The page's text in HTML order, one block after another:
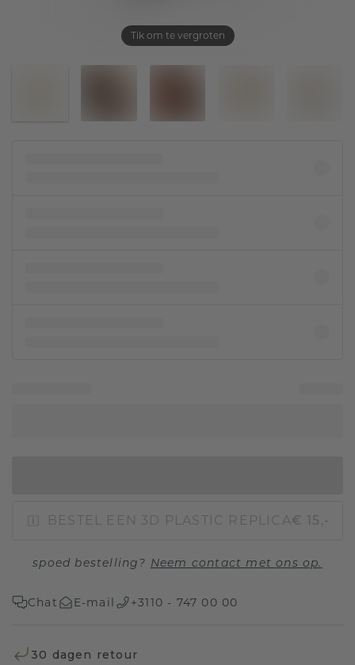
Tik om te vergroten
BESTEL EEN 3D PLASTIC REPLICA€ 15,-
spoed bestelling? Neem contact met ons op.
Chat E-mail +3110 - 747 00 00
30 dagen retour